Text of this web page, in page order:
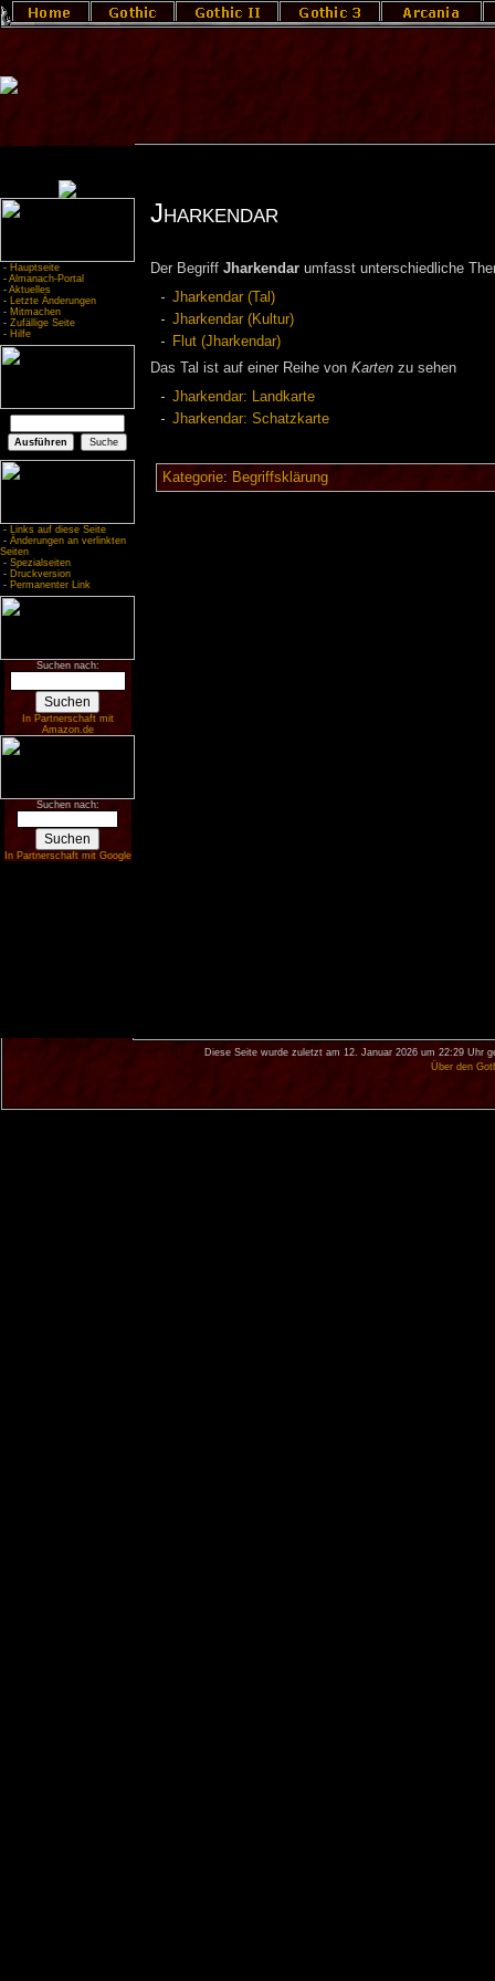
- Hauptseite
- Almanach-Portal
- Aktuelles
- Letzte Änderungen
- Mitmachen
- Zufällige Seite
- Hilfe
- Links auf diese Seite
- Änderungen an verlinkten
Seiten
- Spezialseiten
- Druckversion
- Permanenter Link
Suchen nach:
In Partnerschaft mit
Amazon.de
Suchen nach:
In Partnerschaft mit Google
Jharkendar
Der Begriff Jharkendarumfasst unterschiedliche
Jharkendar (Tal)
Jharkendar (Kultur)
Flut (Jharkendar)
Das Tal ist auf einer Reihe von Kartenzu sehen
Jharkendar: Landkarte
Jharkendar: Schatzkarte
Kategorie: Begriffsklärung
Diese Seite wurde zuletzt am 12. Januar 2026 um 22:29 Uhr
Über den